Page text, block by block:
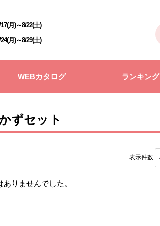
月)～8/22(土)
月)～8/29(土)
WEBカタログ ランキング
ずセット
表示件数
りませんでした。